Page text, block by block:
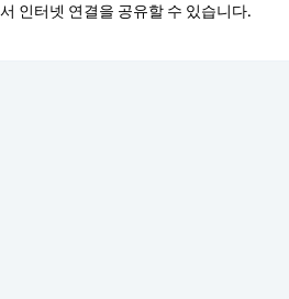
인터넷 연결을 공유할 수 있습니다.